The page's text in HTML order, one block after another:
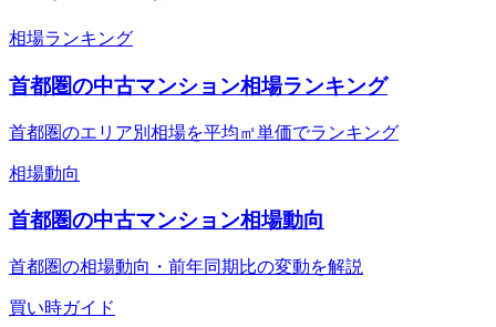
相場ランキング
首都圏の中古マンション相場ランキング
首都圏のエリア別相場を平均㎡単価でランキング
相場動向
首都圏の中古マンション相場動向
首都圏の相場動向・前年同期比の変動を解説
買い時ガイド